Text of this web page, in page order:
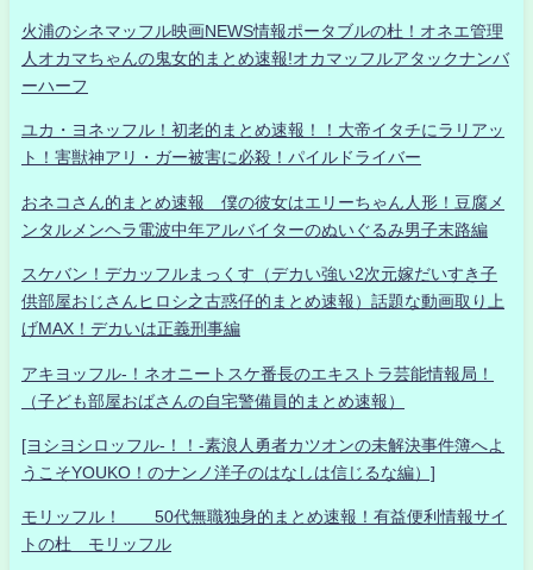
火浦のシネマッフル映画NEWS情報ポータブルの杜！オネエ管理
人オカマちゃんの鬼女的まとめ速報!オカマッフルアタックナンバ
ーハーフ
ユカ・ヨネッフル！初老的まとめ速報！！大帝イタチにラリアッ
ト！害獣神アリ・ガー被害に必殺！パイルドライバー
おネコさん的まとめ速報 僕の彼女はエリーちゃん人形！豆腐メ
ンタルメンヘラ電波中年アルバイターのぬいぐるみ男子末路編
スケバン！デカッフルまっくす（デカい強い2次元嫁だいすき子
供部屋おじさんヒロシ之古惑仔的まとめ速報）話題な動画取り上
げMAX！デカいは正義刑事編
アキヨッフル-！ネオニートスケ番長のエキストラ芸能情報局！
（子ども部屋おばさんの自宅警備員的まとめ速報）
[ヨシヨシロッフル-！！-素浪人勇者カツオンの未解決事件簿へよ
うこそYOUKO！のナンノ洋子のはなしは信じるな編）]
モリッフル！ 50代無職独身的まとめ速報！有益便利情報サイ
トの杜 モリッフル